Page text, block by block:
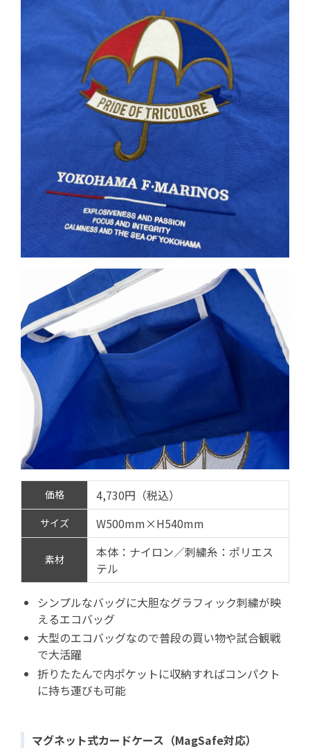
価格 4,730円（税込）
サイズ W500mm×H540mm
素材
本体：ナイロン／刺繍糸：ポリエス
テル
シンプルなバッグに大胆なグラフィック刺繍が映
えるエコバッグ
大型のエコバッグなので普段の買い物や試合観戦
で大活躍
折りたたんで内ポケットに収納すればコンパクト
に持ち運びも可能
マグネット式カードケース（MagSafe対応）